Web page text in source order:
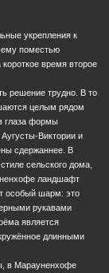
укрепления к
поместью
время второе
решение трудно. В то
целым рядом
глаза формы
Виктории и
сдержаннее. В
сельского дома,
ландшафт
особый шарм: это
рукавами
является
длинными
в Марауненхофе